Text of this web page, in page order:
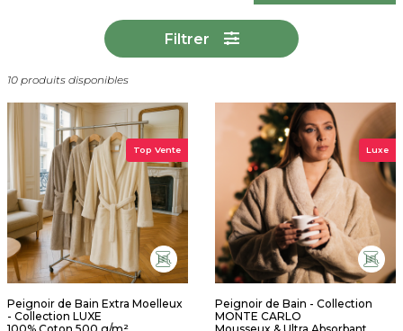
Filtrer
10 produits disponibles
Top Vente
Peignoir de Bain Extra Moelleux
- Collection LUXE
Luxe
Peignoir de Bain - Collection
MONTE CARLO